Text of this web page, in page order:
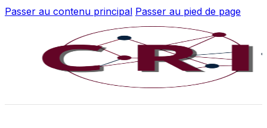
Passer au contenu principal Passer au pied de page